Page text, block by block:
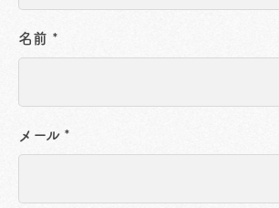
名前 *
メール *